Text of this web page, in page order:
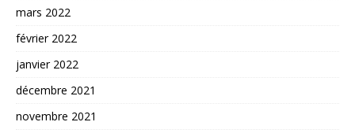
mars 2022
février 2022
janvier 2022
décembre 2021
novembre 2021